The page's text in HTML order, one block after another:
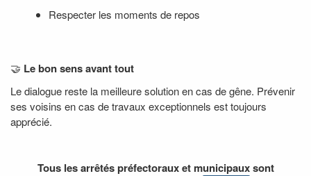
Respecter les moments de repos
🤝 Le bon sens avant tout
Le dialogue reste la meilleure solution en cas de gêne. Prévenir
ses voisins en cas de travaux exceptionnels est toujours
apprécié.
Tous les arrêtés préfectoraux et municipaux sont